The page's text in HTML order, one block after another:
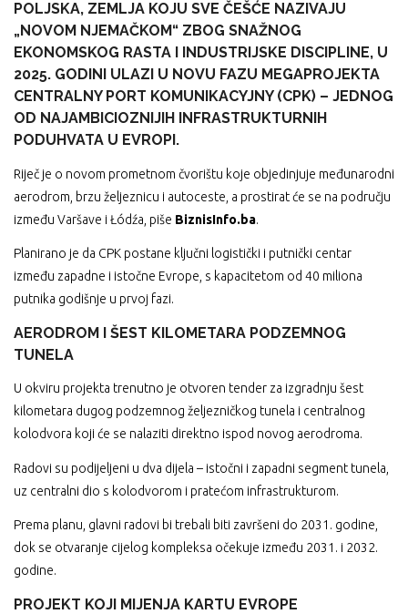
POLJSKA, ZEMLJA KOJU SVE ČEŠĆE NAZIVAJU
„NOVOM NJEMAČKOM“ ZBOG SNAŽNOG
EKONOMSKOG RASTA I INDUSTRIJSKE DISCIPLINE, U
2025. GODINI ULAZI U NOVU FAZU MEGAPROJEKTA
CENTRALNY PORT KOMUNIKACYJNY (CPK) – JEDNOG
OD NAJAMBICIOZNIJIH INFRASTRUKTURNIH
PODUHVATA U EVROPI.
Riječ je o novom prometnom čvorištu koje objedinjuje međunarodni
aerodrom, brzu željeznicu i autoceste, a prostirat će se na području
između Varšave i Łódźa, piše BiznisInfo.ba.
Planirano je da CPK postane ključni logistički i putnički centar
između zapadne i istočne Evrope, s kapacitetom od 40 miliona
putnika godišnje u prvoj fazi.
AERODROM I ŠEST KILOMETARA PODZEMNOG
TUNELA
U okviru projekta trenutno je otvoren tender za izgradnju šest
kilometara dugog podzemnog željezničkog tunela i centralnog
kolodvora koji će se nalaziti direktno ispod novog aerodroma.
Radovi su podijeljeni u dva dijela – istočni i zapadni segment tunela,
uz centralni dio s kolodvorom i pratećom infrastrukturom.
Prema planu, glavni radovi bi trebali biti završeni do 2031. godine,
dok se otvaranje cijelog kompleksa očekuje između 2031. i 2032.
godine.
PROJEKT KOJI MIJENJA KARTU EVROPE